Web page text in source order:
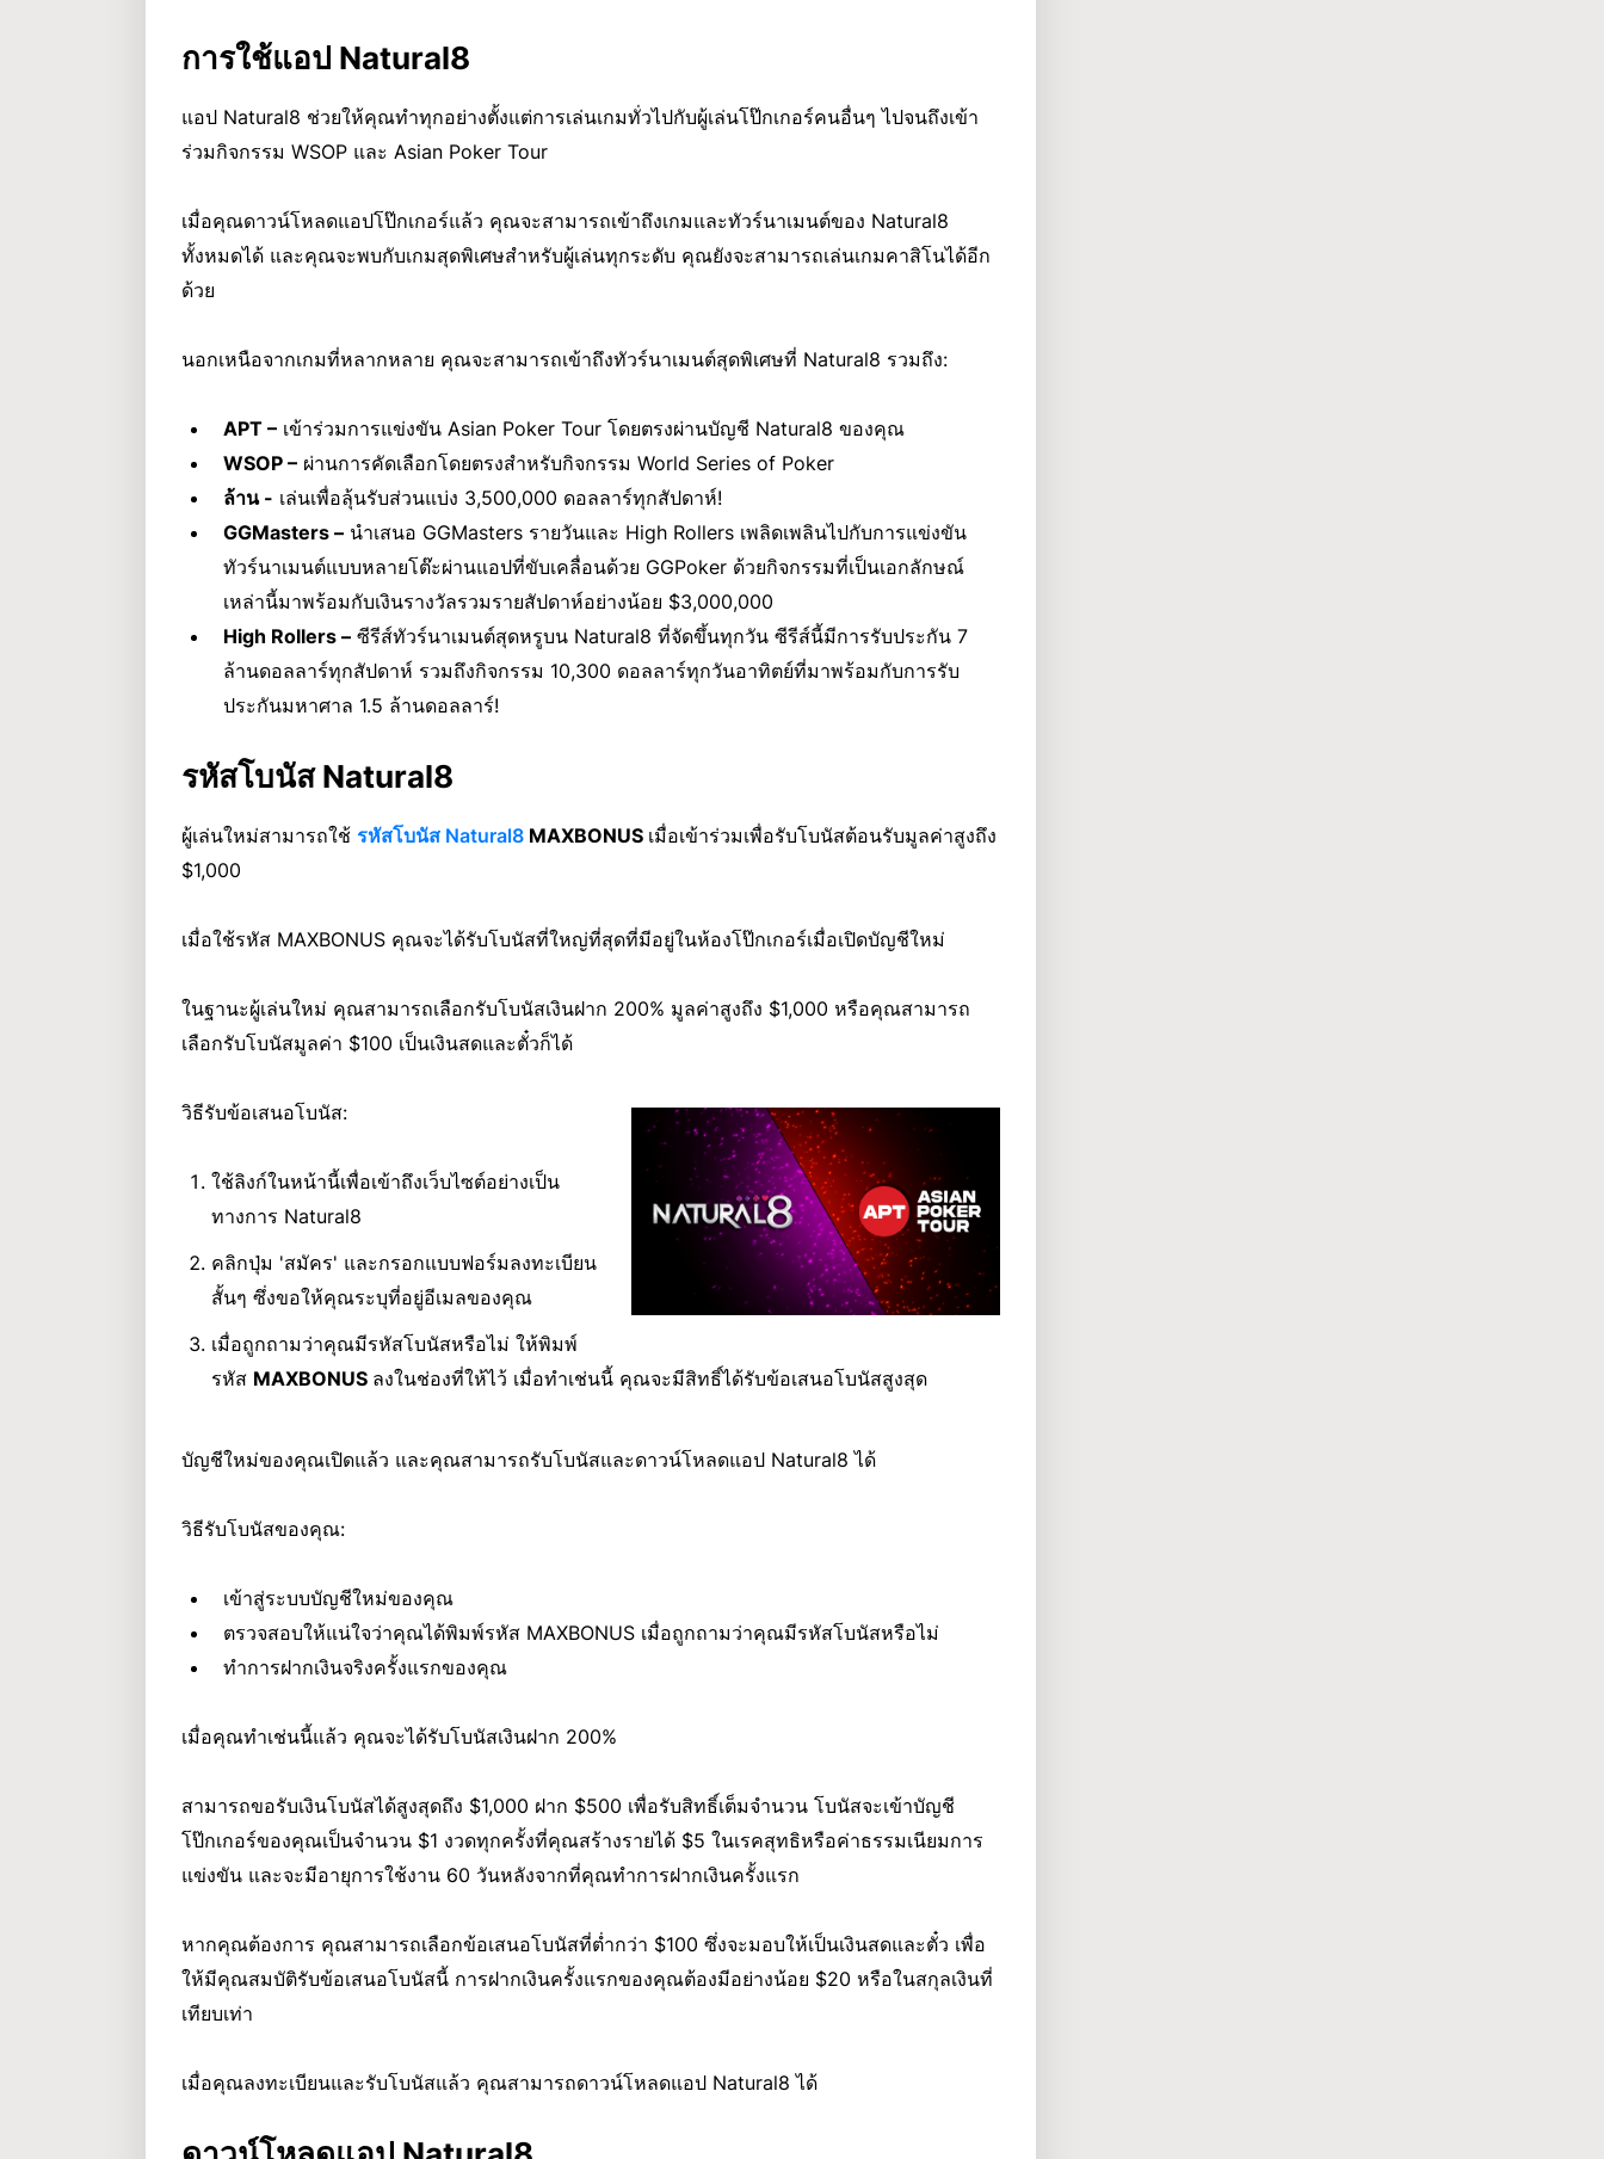
การใช้แอป Natural8
แอป Natural8 ช่วยให้คุณทำทุกอย่างตั้งแต่การเล่นเกมทั่วไปกับผู้เล่นโป๊กเกอร์คนอื่นๆ ไปจนถึงเข้า
ร่วมกิจกรรม WSOP และ Asian Poker Tour
เมื่อคุณดาวน์โหลดแอปโป๊กเกอร์แล้ว คุณจะสามารถเข้าถึงเกมและทัวร์นาเมนต์ของ Natural8
ทั้งหมดได้ และคุณจะพบกับเกมสุดพิเศษสำหรับผู้เล่นทุกระดับ คุณยังจะสามารถเล่นเกมคาสิโนได้อีก
ด้วย
นอกเหนือจากเกมที่หลากหลาย คุณจะสามารถเข้าถึงทัวร์นาเมนต์สุดพิเศษที่ Natural8 รวมถึง:
APT – เข้าร่วมการแข่งขัน Asian Poker Tour โดยตรงผ่านบัญชี Natural8 ของคุณ
WSOP – ผ่านการคัดเลือกโดยตรงสำหรับกิจกรรม World Series of Poker
ล้าน - เล่นเพื่อลุ้นรับส่วนแบ่ง 3,500,000 ดอลลาร์ทุกสัปดาห์!
GGMasters – นำเสนอ GGMasters รายวันและ High Rollers เพลิดเพลินไปกับการแข่งขัน
ทัวร์นาเมนต์แบบหลายโต๊ะผ่านแอปที่ขับเคลื่อนด้วย GGPoker ด้วยกิจกรรมที่เป็นเอกลักษณ์
เหล่านี้มาพร้อมกับเงินรางวัลรวมรายสัปดาห์อย่างน้อย $3,000,000
High Rollers – ซีรีส์ทัวร์นาเมนต์สุดหรูบน Natural8 ที่จัดขึ้นทุกวัน ซีรีส์นี้มีการรับประกัน 7
ล้านดอลลาร์ทุกสัปดาห์ รวมถึงกิจกรรม 10,300 ดอลลาร์ทุกวันอาทิตย์ที่มาพร้อมกับการรับ
ประกันมหาศาล 1.5 ล้านดอลลาร์!
รหัสโบนัส Natural8
ผู้เล่นใหม่สามารถใช้ รหัสโบนัส Natural8 MAXBONUS เมื่อเข้าร่วมเพื่อรับโบนัสต้อนรับมูลค่าสูงถึง
$1,000
เมื่อใช้รหัส MAXBONUS คุณจะได้รับโบนัสที่ใหญ่ที่สุดที่มีอยู่ในห้องโป๊กเกอร์เมื่อเปิดบัญชีใหม่
ในฐานะผู้เล่นใหม่ คุณสามารถเลือกรับโบนัสเงินฝาก 200% มูลค่าสูงถึง $1,000 หรือคุณสามารถ
เลือกรับโบนัสมูลค่า $100 เป็นเงินสดและตั๋วก็ได้
วิธีรับข้อเสนอโบนัส:
ใช้ลิงก์ในหน้านี้เพื่อเข้าถึงเว็บไซต์อย่างเป็น
ทางการ Natural8
คลิกปุ่ม 'สมัคร' และกรอกแบบฟอร์มลงทะเบียน
สั้นๆ ซึ่งขอให้คุณระบุที่อยู่อีเมลของคุณ
เมื่อถูกถามว่าคุณมีรหัสโบนัสหรือไม่ ให้พิมพ์
รหัส MAXBONUS ลงในช่องที่ให้ไว้ เมื่อทำเช่นนี้ คุณจะมีสิทธิ์ได้รับข้อเสนอโบนัสสูงสุด
บัญชีใหม่ของคุณเปิดแล้ว และคุณสามารถรับโบนัสและดาวน์โหลดแอป Natural8 ได้
วิธีรับโบนัสของคุณ:
เข้าสู่ระบบบัญชีใหม่ของคุณ
ตรวจสอบให้แน่ใจว่าคุณได้พิมพ์รหัส MAXBONUS เมื่อถูกถามว่าคุณมีรหัสโบนัสหรือไม่
ทำการฝากเงินจริงครั้งแรกของคุณ
เมื่อคุณทำเช่นนี้แล้ว คุณจะได้รับโบนัสเงินฝาก 200%
สามารถขอรับเงินโบนัสได้สูงสุดถึง $1,000 ฝาก $500 เพื่อรับสิทธิ์เต็มจำนวน โบนัสจะเข้าบัญชี
โป๊กเกอร์ของคุณเป็นจำนวน $1 งวดทุกครั้งที่คุณสร้างรายได้ $5 ในเรคสุทธิหรือค่าธรรมเนียมการ
แข่งขัน และจะมีอายุการใช้งาน 60 วันหลังจากที่คุณทำการฝากเงินครั้งแรก
หากคุณต้องการ คุณสามารถเลือกข้อเสนอโบนัสที่ต่ำกว่า $100 ซึ่งจะมอบให้เป็นเงินสดและตั๋ว เพื่อ
ให้มีคุณสมบัติรับข้อเสนอโบนัสนี้ การฝากเงินครั้งแรกของคุณต้องมีอย่างน้อย $20 หรือในสกุลเงินที่
เทียบเท่า
เมื่อคุณลงทะเบียนและรับโบนัสแล้ว คุณสามารถดาวน์โหลดแอป Natural8 ได้